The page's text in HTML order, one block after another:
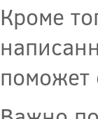
Кроме
поможет